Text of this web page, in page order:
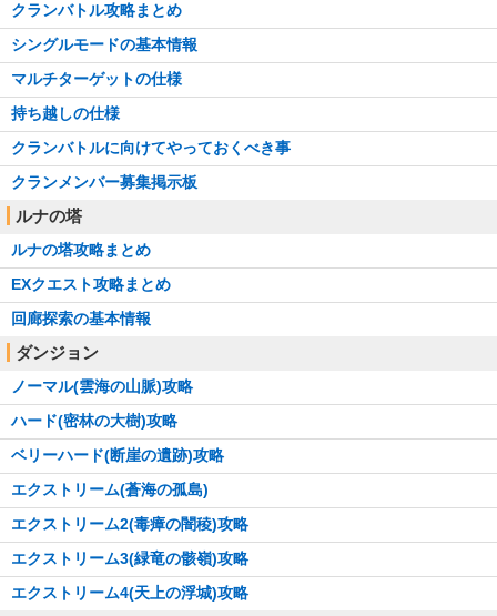
クランバトル攻略まとめ
シングルモードの基本情報
マルチターゲットの仕様
持ち越しの仕様
クランバトルに向けてやっておくべき事
クランメンバー募集掲示板
ルナの塔
ルナの塔攻略まとめ
EXクエスト攻略まとめ
回廊探索の基本情報
ダンジョン
ノーマル(雲海の山脈)攻略
ハード(密林の大樹)攻略
ベリーハード(断崖の遺跡)攻略
エクストリーム(蒼海の孤島)
エクストリーム2(毒瘴の闇稜)攻略
エクストリーム3(緑竜の骸嶺)攻略
エクストリーム4(天上の浮城)攻略